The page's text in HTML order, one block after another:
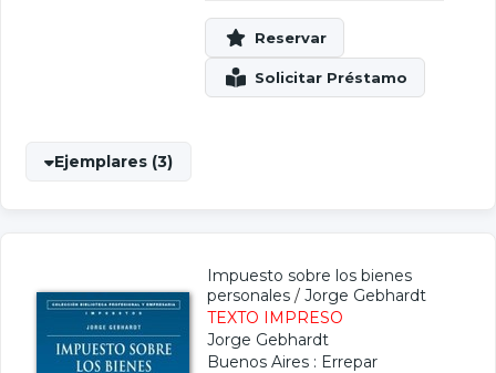
Ejemplares (3)
Impuesto sobre los bienes
personales / Jorge Gebhardt
TEXTO IMPRESO
Jorge Gebhardt
Buenos Aires : Errepar